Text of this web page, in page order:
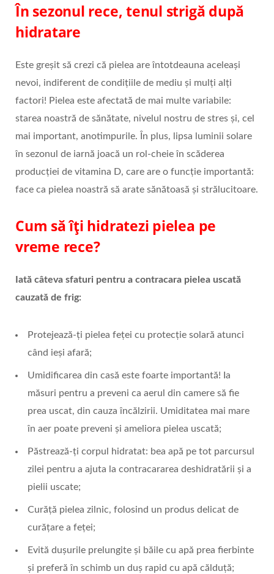
În sezonul rece, tenul strigă după
hidratare
Este greșit să crezi că pielea are întotdeauna aceleași
nevoi, indiferent de condițiile de mediu și mulți alți
factori! Pielea este afectată de mai multe variabile:
starea noastră de sănătate, nivelul nostru de stres și, cel
mai important, anotimpurile. În plus, lipsa luminii solare
în sezonul de iarnă joacă un rol-cheie în scăderea
producției de vitamina D, care are o funcție importantă:
face ca pielea noastră să arate sănătoasă și strălucitoare.
Cum să îți hidratezi pielea pe
vreme rece?
Iată câteva sfaturi pentru a contracara pielea uscată
cauzată de frig:
Protejează-ți pielea feței cu protecție solară atunci
când ieși afară;
Umidificarea din casă este foarte importantă! Ia
măsuri pentru a preveni ca aerul din camere să fie
prea uscat, din cauza încălzirii. Umiditatea mai mare
în aer poate preveni și ameliora pielea uscată;
Păstrează-ți corpul hidratat: bea apă pe tot parcursul
zilei pentru a ajuta la contracararea deshidratării și a
pielii uscate;
Curăță pielea zilnic, folosind un produs delicat de
curățare a feței;
Evită dușurile prelungite și băile cu apă prea fierbinte
și preferă în schimb un duș rapid cu apă călduță;